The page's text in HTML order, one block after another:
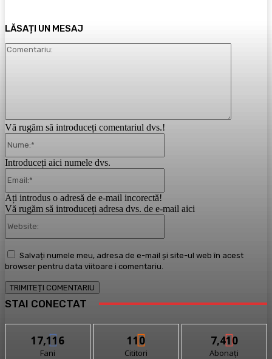
LĂSAȚI UN MESAJ
Vă rugăm să introduceți comentariul dvs.!
Introduceți aici numele dvs.
Ați introdus o adresă de e-mail incorectă!
Vă rugăm să introduceți adresa dvs. de e-mail aici
Salvați numele meu, adresa de e-mail și site-ul web în acest
browser pentru data viitoare i comentariu.
STAI CONECTAT
17,116
Fani
110
Cititori
7,410
Abonați